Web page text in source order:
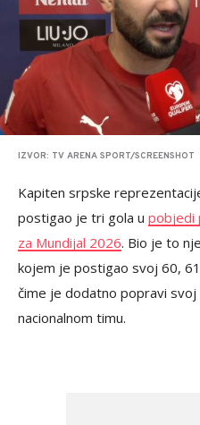
IZVOR: TV ARENA SPORT/SCREENSHOT
Kapiten srpske
postigao je tri gola u pobjedi
za Mundijal 2026. Bio je to
kojem je postigao svoj 60,
čime je dodatno popravi
nacionalnom timu.